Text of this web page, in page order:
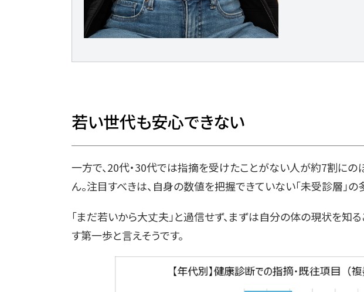
若い世代も安心できない
一方で、20代・30代では指摘を受けたことがない人が約7割にの
ん。注目すべきは、自身の数値を把握できていない「未受診層」の
「まだ若いから大丈夫」と過信せず、まずは自分の体の現状を知
す第一歩と言えそうです。